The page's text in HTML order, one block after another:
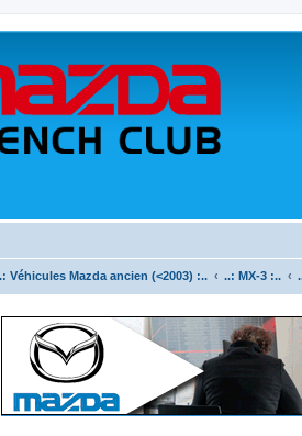
Véhicules Mazda ancien (<2003) :.. ..: MX-3 :..